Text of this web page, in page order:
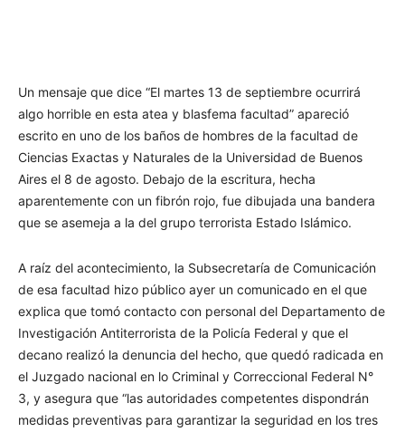
Un mensaje que dice “El martes 13 de septiembre ocurrirá
algo horrible en esta atea y blasfema facultad” apareció
escrito en uno de los baños de hombres de la facultad de
Ciencias Exactas y Naturales de la Universidad de Buenos
Aires el 8 de agosto. Debajo de la escritura, hecha
aparentemente con un fibrón rojo, fue dibujada una bandera
que se asemeja a la del grupo terrorista Estado Islámico.
A raíz del acontecimiento, la Subsecretaría de Comunicación
de esa facultad hizo público ayer un comunicado en el que
explica que tomó contacto con personal del Departamento de
Investigación Antiterrorista de la Policía Federal y que el
decano realizó la denuncia del hecho, que quedó radicada en
el Juzgado nacional en lo Criminal y Correccional Federal N°
3, y asegura que “las autoridades competentes dispondrán
medidas preventivas para garantizar la seguridad en los tres